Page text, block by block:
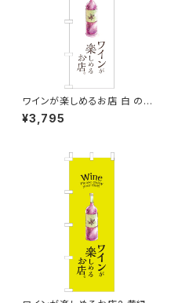
ワインが楽しめるお店 白 のぼ
り旗
¥3,795